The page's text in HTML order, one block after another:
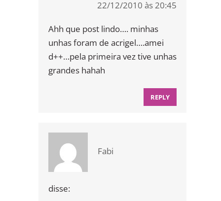
22/12/2010 às 20:45
Ahh que post lindo…. minhas
unhas foram de acrigel….amei
d++…pela primeira vez tive unhas
grandes hahah
REPLY
Fabi
disse: